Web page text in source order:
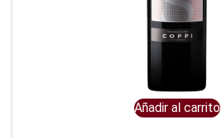
Añadir al carrito